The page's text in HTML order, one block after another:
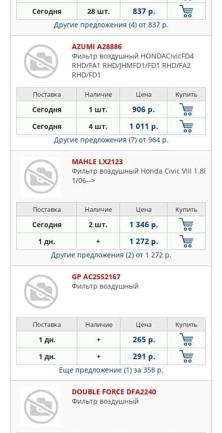
Сегодня 28 шт. 837 р.
Другие предложения (4) от 837 р.
AZUMI A28886
Фильтр воздушный HONDACivicFD4
RHD/FA1 RHD/JHMFD1/FD1 RHD/FA2
RHD/FD1
HB(2005-2012)/Civic (USA)FA1(2005-
2011)/Civic CoupeFG1(
Поставка Наличие Цена Купить
Сегодня 1 шт. 906 р.
Сегодня 4 шт. 1 011 р.
Другие предложения (7) от 964 р.
MAHLE LX2123
Фильтр воздушный Honda Civic VIII 1.8i
1/06-->
Поставка Наличие Цена Купить
Сегодня 2 шт. 1 346 р.
1 дн. + 1 272 р.
Другие предложения (2) от 1 272 р.
GP AC2552167
Фильтр воздушный
Поставка Наличие Цена Купить
1 дн. + 265 р.
1 дн. + 291 р.
Еще предложение (1) за 358 р.
DOUBLE FORCE DFA2240
Фильтр воздушный